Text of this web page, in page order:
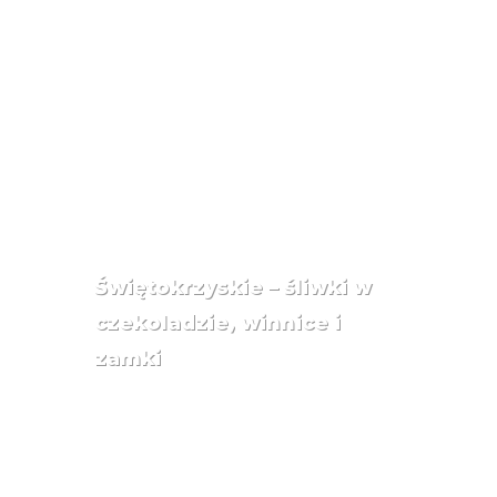
Świętokrzyskie – śliwki w
czekoladzie, winnice i
zamki